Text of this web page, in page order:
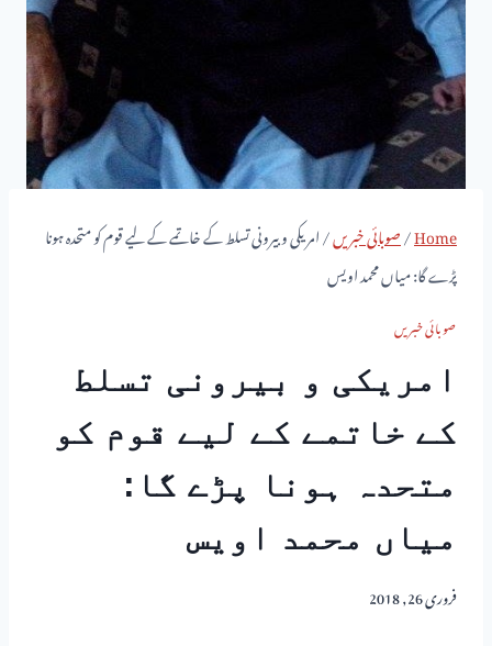
Home
/صوبائی خبریں/امریکی و بیرونی تسلط کے خاتمے کے لیے قوم کو متحدہ ہونا
پڑے گا: میاں محمد اویس
صوبائی خبریں
امریکی و بیرونی تسلط
کے خاتمے کے لیے قوم کو
متحدہ ہونا پڑے گا:
میاں محمد اویس
فروری 26, 2018